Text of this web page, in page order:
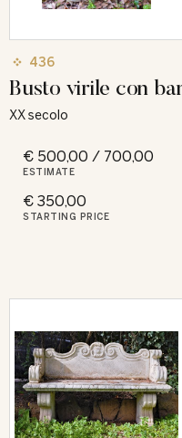
436
Busto virile con
XX secolo
€ 500,00 / 700,00
ESTIMATE
€ 350,00
STARTING PRICE